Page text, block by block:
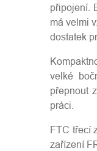
připojení.
má velmi
dostatek
velké
přepnout
práci.
FTC třecí
zařízení